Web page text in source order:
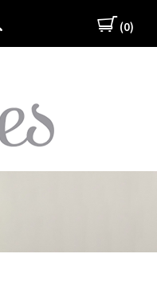
(0)